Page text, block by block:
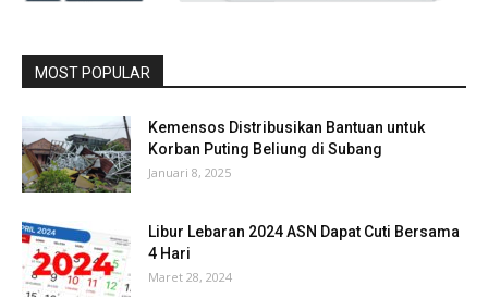
MOST POPULAR
Kemensos Distribusikan Bantuan untuk
Korban Puting Beliung di Subang
Januari 8, 2025
Libur Lebaran 2024 ASN Dapat Cuti Bersama
4 Hari
Maret 28, 2024